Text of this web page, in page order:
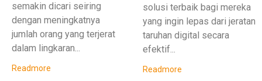
semakin dicari seiring
dengan meningkatnya
jumlah orang yang terjerat
dalam lingkaran...
Readmore
solusi terbaik bagi mereka
yang ingin lepas dari jeratan
taruhan digital secara
efektif...
Readmore